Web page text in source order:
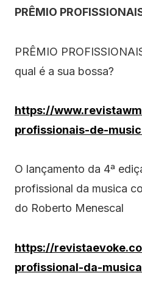
PRÊMIO
PRÊMIO
qual é a sua bossa?
https://
profissionais-de-
O lançamento da 4ª
profissional da musica
do Roberto Menescal
https://
profissional-da-